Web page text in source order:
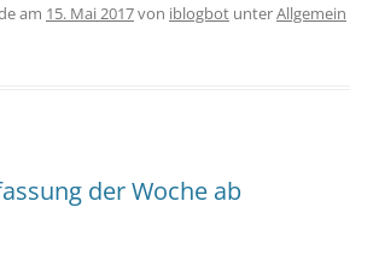
am 15. Mai 2017von iblogbot unterAllgemein
der Woche ab